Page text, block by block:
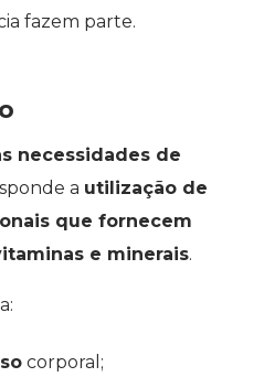
fazem parte.
necessidades de
a utilização de
que fornecem
e minerais.
corporal;